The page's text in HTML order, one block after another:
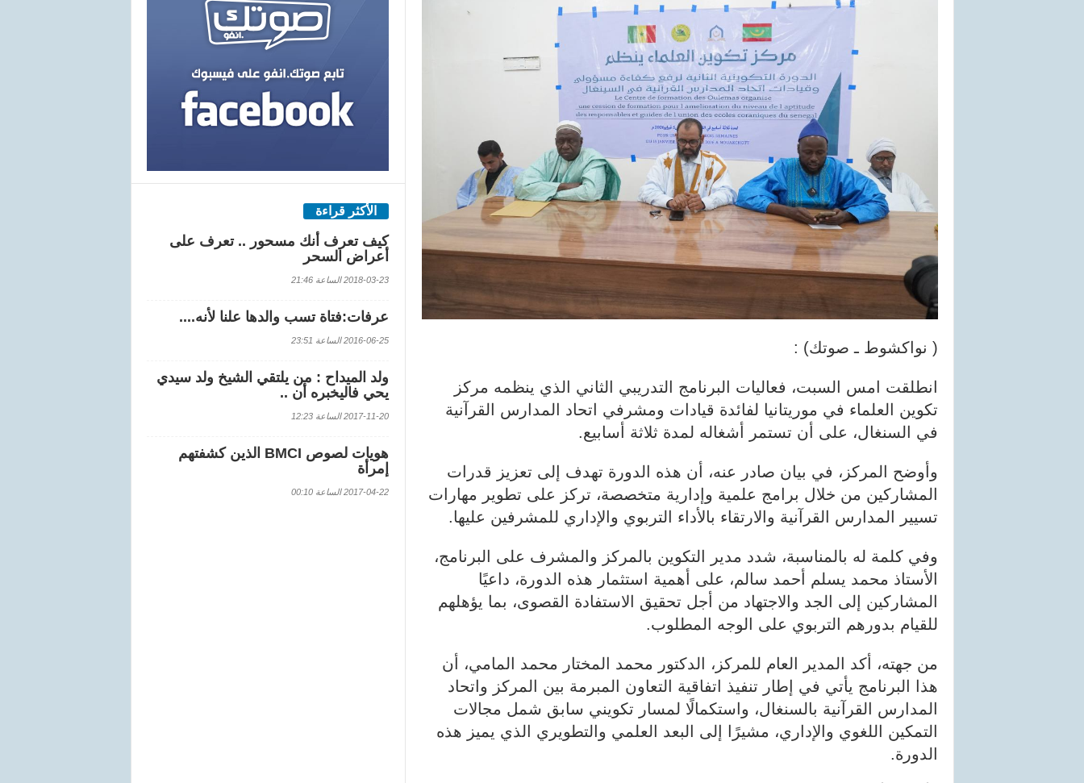
( نواكشوط ـ صوتك) :
انطلقت امس السبت، فعاليات البرنامج التدريبي الثاني الذي ينظمه مركز
تكوين العلماء في موريتانيا لفائدة قيادات ومشرفي اتحاد المدارس القرآنية
في السنغال، على أن تستمر أشغاله لمدة ثلاثة أسابيع.
وأوضح المركز، في بيان صادر عنه، أن هذه الدورة تهدف إلى تعزيز قدرات
المشاركين من خلال برامج علمية وإدارية متخصصة، تركز على تطوير مهارات
تسيير المدارس القرآنية والارتقاء بالأداء التربوي والإداري للمشرفين عليها.
وفي كلمة له بالمناسبة، شدد مدير التكوين بالمركز والمشرف على البرنامج،
الأستاذ محمد يسلم أحمد سالم، على أهمية استثمار هذه الدورة، داعيًا
المشاركين إلى الجد والاجتهاد من أجل تحقيق الاستفادة القصوى، بما يؤهلهم
للقيام بدورهم التربوي على الوجه المطلوب.
من جهته، أكد المدير العام للمركز، الدكتور محمد المختار محمد المامي، أن
هذا البرنامج يأتي في إطار تنفيذ اتفاقية التعاون المبرمة بين المركز واتحاد
المدارس القرآنية بالسنغال، واستكمالًا لمسار تكويني سابق شمل مجالات
التمكين اللغوي والإداري، مشيرًا إلى البعد العلمي والتطويري الذي يميز هذه
الدورة.
الأكثر قراءة
كيف تعرف أنك مسحور .. تعرف على
أعراض السحر
2018-03-23 الساعة 21:46
عرفات:فتاة تسب والدها علنا لأنه....
2016-06-25 الساعة 23:51
ولد الميداح : من يلتقي الشيخ ولد سيدي
يحي فاليخبره أن ..
2017-11-20 الساعة 12:23
هويات لصوص BMCI الذين كشفتهم
إمرأة
2017-04-22 الساعة 00:10